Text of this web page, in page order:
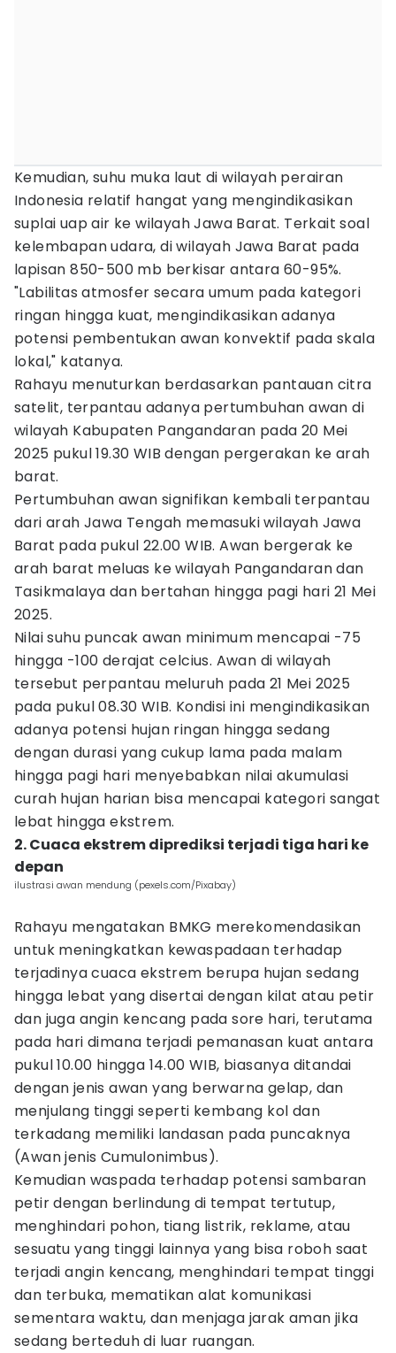
Kemudian, suhu muka laut di wilayah perairan
Indonesia relatif hangat yang mengindikasikan
suplai uap air ke wilayah Jawa Barat. Terkait soal
kelembapan udara, di wilayah Jawa Barat pada
lapisan 850-500 mb berkisar antara 60-95%.
"Labilitas atmosfer secara umum pada kategori
ringan hingga kuat, mengindikasikan adanya
potensi pembentukan awan konvektif pada skala
lokal," katanya.
Rahayu menuturkan berdasarkan pantauan citra
satelit, terpantau adanya pertumbuhan awan di
wilayah Kabupaten Pangandaran pada 20 Mei
2025 pukul 19.30 WIB dengan pergerakan ke arah
barat.
Pertumbuhan awan signifikan kembali terpantau
dari arah Jawa Tengah memasuki wilayah Jawa
Barat pada pukul 22.00 WIB. Awan bergerak ke
arah barat meluas ke wilayah Pangandaran dan
Tasikmalaya dan bertahan hingga pagi hari 21 Mei
2025.
Nilai suhu puncak awan minimum mencapai -75
hingga -100 derajat celcius. Awan di wilayah
tersebut perpantau meluruh pada 21 Mei 2025
pada pukul 08.30 WIB. Kondisi ini mengindikasikan
adanya potensi hujan ringan hingga sedang
dengan durasi yang cukup lama pada malam
hingga pagi hari menyebabkan nilai akumulasi
curah hujan harian bisa mencapai kategori sangat
lebat hingga ekstrem.
2. Cuaca ekstrem diprediksi terjadi tiga hari ke
depan
ilustrasi awan mendung (pexels.com/Pixabay)
Rahayu mengatakan BMKG merekomendasikan
untuk meningkatkan kewaspadaan terhadap
terjadinya cuaca ekstrem berupa hujan sedang
hingga lebat yang disertai dengan kilat atau petir
dan juga angin kencang pada sore hari, terutama
pada hari dimana terjadi pemanasan kuat antara
pukul 10.00 hingga 14.00 WIB, biasanya ditandai
dengan jenis awan yang berwarna gelap, dan
menjulang tinggi seperti kembang kol dan
terkadang memiliki landasan pada puncaknya
(Awan jenis Cumulonimbus).
Kemudian waspada terhadap potensi sambaran
petir dengan berlindung di tempat tertutup,
menghindari pohon, tiang listrik, reklame, atau
sesuatu yang tinggi lainnya yang bisa roboh saat
terjadi angin kencang, menghindari tempat tinggi
dan terbuka, mematikan alat komunikasi
sementara waktu, dan menjaga jarak aman jika
sedang berteduh di luar ruangan.